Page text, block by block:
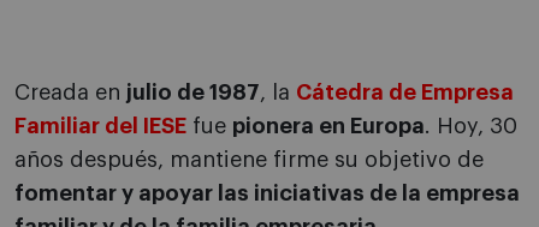
Creada en julio de 1987, la Cátedra de Empresa
Familiar del IESE fue pionera en Europa. Hoy, 30
años después, mantiene firme su objetivo de
fomentar y apoyar las iniciativas de la empresa